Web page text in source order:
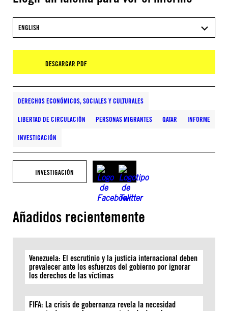
ENGLISH
DESCARGAR PDF
DERECHOS ECONÓMICOS, SOCIALES Y CULTURALES
LIBERTAD DE CIRCULACIÓN PERSONAS MIGRANTES QATAR INFORME
INVESTIGACIÓN
INVESTIGACIÓN
Añadidos recientemente
Venezuela: El escrutinio y la justicia internacional deben
prevalecer ante los esfuerzos del gobierno por ignorar
los derechos de las víctimas
FIFA: La crisis de gobernanza revela la necesidad